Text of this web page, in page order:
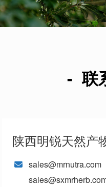
- 联
陕西明锐天然产
sales@mrnutra.com